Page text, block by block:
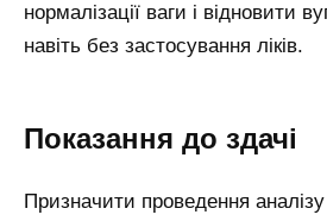
нормалізації ваги і відновити
навіть без застосування ліків.
Показання до здачі
Призначити проведення аналізу